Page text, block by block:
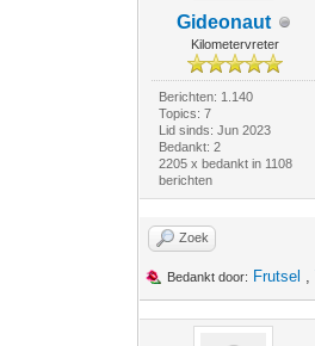
Gideonaut
Kilometervreter
Berichten: 1.140
Topics: 7
Lid sinds: Jun 2023
Bedankt: 2
2205 x bedankt in 1108
berichten
Zoek
Bedankt door: Frutsel ,